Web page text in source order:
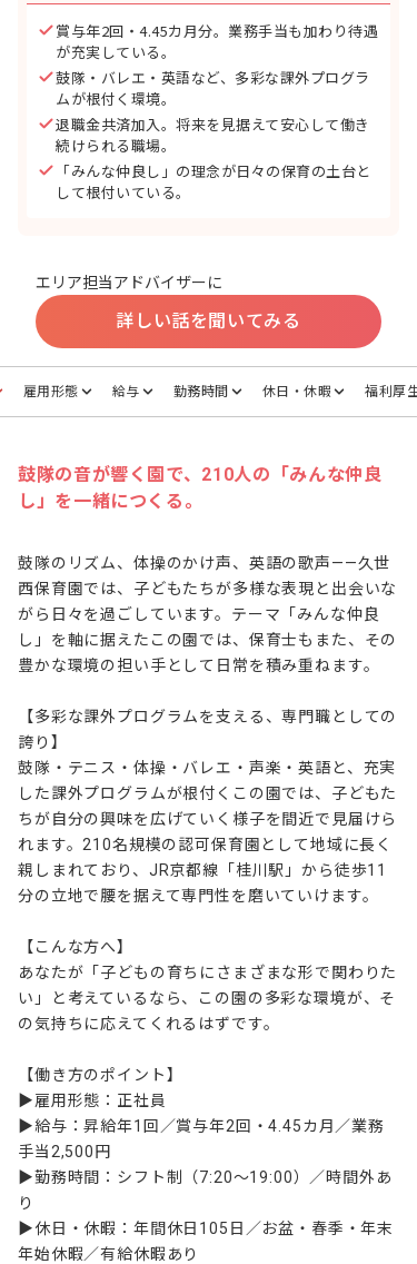
賞与年2回・4.45カ月分。業務手当も加わり待遇
が充実している。
鼓隊・バレエ・英語など、多彩な課外プログラ
ムが根付く環境。
退職金共済加入。将来を見据えて安心して働き
続けられる職場。
「みんな仲良し」の理念が日々の保育の土台と
して根付いている。
エリア担当アドバイザーに
詳しい話を聞いてみる
雇用形態 給与 勤務時間 休日・休暇 福利厚生
鼓隊の音が響く園で、210人の「みんな仲良
し」を一緒につくる。
鼓隊のリズム、体操のかけ声、英語の歌声——久世
西保育園では、子どもたちが多様な表現と出会いな
がら日々を過ごしています。テーマ「みんな仲良
し」を軸に据えたこの園では、保育士もまた、その
豊かな環境の担い手として日常を積み重ねます。
【多彩な課外プログラムを支える、専門職としての
誇り】
鼓隊・テニス・体操・バレエ・声楽・英語と、充実
した課外プログラムが根付くこの園では、子どもた
ちが自分の興味を広げていく様子を間近で見届けら
れます。210名規模の認可保育園として地域に長く
親しまれており、JR京都線「桂川駅」から徒歩11
分の立地で腰を据えて専門性を磨いていけます。
【こんな方へ】
あなたが「子どもの育ちにさまざまな形で関わりた
い」と考えているなら、この園の多彩な環境が、そ
の気持ちに応えてくれるはずです。
【働き方のポイント】
▶雇用形態：正社員
▶給与：昇給年1回／賞与年2回・4.45カ月／業務
手当2,500円
▶勤務時間：シフト制（7:20〜19:00）／時間外あ
り
▶休日・休暇：年間休日105日／お盆・春季・年末
年始休暇／有給休暇あり